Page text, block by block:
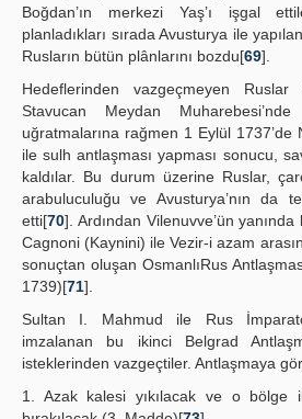
Boğdan’ın merkezi Yaş’ı işgal
planladıkları sırada Avusturya ile
Rusların bütün plânlarını bozdu[69].
Hedeflerinden vazgeçmeyen Ruslar
Stavucan Meydan Muharebesi’nde
uğratmalarına rağmen 1 Eylül 1737’de
ile sulh antlaşması yapması sonucu,
kaldılar. Bu durum üzerine Ruslar,
arabuluculuğu ve Avusturya’nın da
etti[70]. Ardından Vilenuvve’ün
Cagnoni (Kaynini) ile Vezir-i azam
sonuçtan oluşan OsmanlıRus
1739)[71].
Sultan I. Mahmud ile Rus
imzalanan bu ikinci Belgrad
isteklerinden vazgeçtiler. Antlaşmaya
1. Azak kalesi yıkılacak ve o bölge